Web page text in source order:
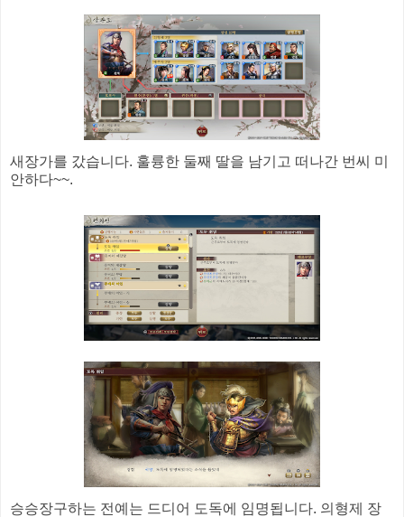
새장가를 갔습니다. 훌륭한 둘째 딸을 남기고 떠나간 번씨 미
안하다~~.
승승장구하는 전예는 드디어 도독에 임명됩니다. 의형제 장